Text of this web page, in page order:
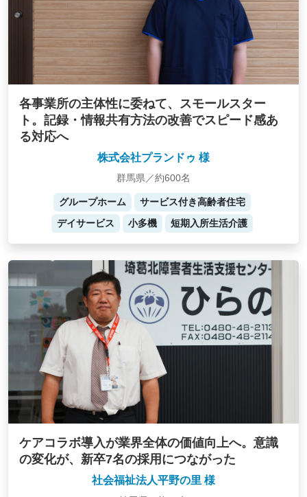
各事業所の主体性に委ねて、スモールスター
ト。記録・情報共有方法の改善でスピード感あ
る対応へ
株式会社プランドゥ 様
群馬県／約600名
グループホーム
サービス付き高齢者住宅
デイサービス
小多機 短期入所生活介護
ケアコラボ導入が業界全体の価値向上へ。意識
の変化が、新卒7名の採用につながった
社会福祉法人平野の里 様